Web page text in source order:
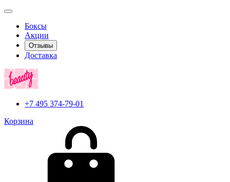
Боксы
Акции
Отзывы
Доставка
+7 495 374-79-01
Корзина